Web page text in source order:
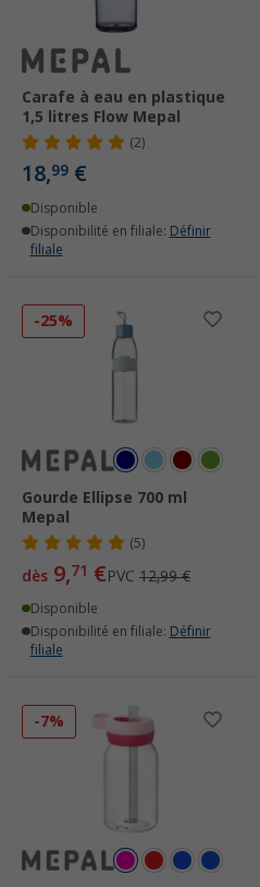
Carafe à eau en plastique
1,5 litres Flow Mepal
(2)
18,99 €
Disponible
Disponibilité en filiale: Définir
filiale
-25%
Gourde Ellipse 700 ml
Mepal
(5)
dès 9,71 €PVC 12,99 €
Disponible
Disponibilité en filiale: Définir
filiale
-7%